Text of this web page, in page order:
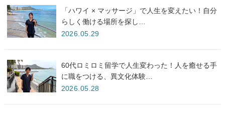
「ハワイ × マッサージ」で人生を変えたい！自分
らしく働ける場所を探し…
2026.05.29
60代ロミロミ留学で人生変わった！人を癒せる手
に職をつける、異文化体験…
2026.05.28